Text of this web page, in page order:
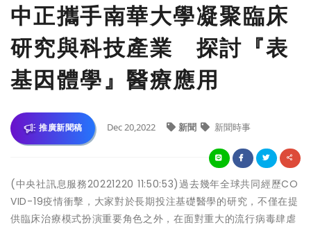
中正攜手南華大學凝聚臨床
研究與科技產業 探討『表
基因體學』醫療應用
推廣新聞稿 Dec 20,2022 新聞 新聞時事
(中央社訊息服務20221220 11:50:53)過去幾年全球共同經歷CO
VID-19疫情衝擊，大家對於長期投注基礎醫學的研究，不僅在提
供臨床治療模式扮演重要角色之外，在面對重大的流行病毒肆虐